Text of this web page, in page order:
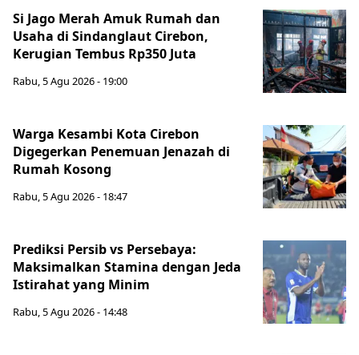
Si Jago Merah Amuk Rumah dan
Usaha di Sindanglaut Cirebon,
Kerugian Tembus Rp350 Juta
Rabu, 5 Agu 2026 - 19:00
Warga Kesambi Kota Cirebon
Digegerkan Penemuan Jenazah di
Rumah Kosong
Rabu, 5 Agu 2026 - 18:47
Prediksi Persib vs Persebaya:
Maksimalkan Stamina dengan Jeda
Istirahat yang Minim
Rabu, 5 Agu 2026 - 14:48